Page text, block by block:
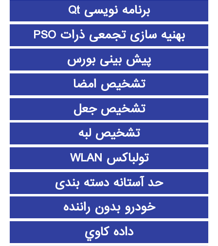
برنامه نویسی Qt
بهنیه سازی تجمعی ذرات PSO
پیش بینی بورس
تشخیص امضا
تشخیص جعل
تشخیص لبه
تولباکس WLAN
حد آستانه دسته بندی
خودرو بدون راننده
داده كاوي